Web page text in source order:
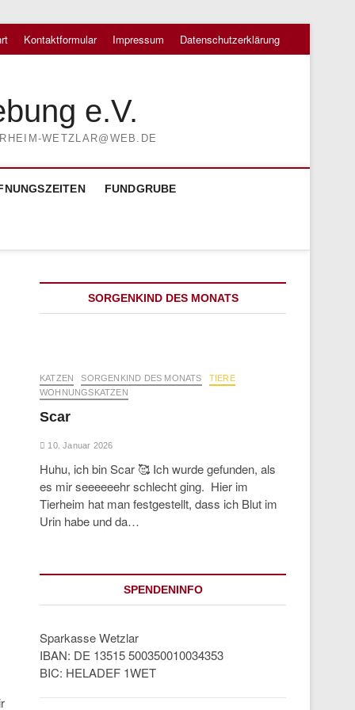
Kontaktformular Impressum Datenschutzerklärung
e.V.
WETZLAR@WEB.DE
FUNDGRUBE
SORGENKIND DES MONATS
KATZEN SORGENKIND DES MONATS
TIERE
WOHNUNGSKATZEN
Scar
10. Januar 2026
Huhu, ich bin Scar 🥰 Ich wurde gefunden, als
es mir seeeeeehr schlecht ging. Hier im
Tierheim hat man festgestellt, dass ich Blut im
Urin habe und da…
SPENDENINFO
Sparkasse Wetzlar
IBAN: DE 13515 500350010034353
BIC: HELADEF 1WET